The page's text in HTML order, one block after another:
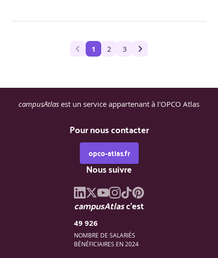
1 2 3
campusAtlas est un service appartenant à l'OPCO Atlas
Pour nous contacter
opco-atlas.fr
Nous suivre
campusAtlasc'est
49 926
NOMBRE DE SALARIÉS
BÉNÉFICIAIRES EN 2024